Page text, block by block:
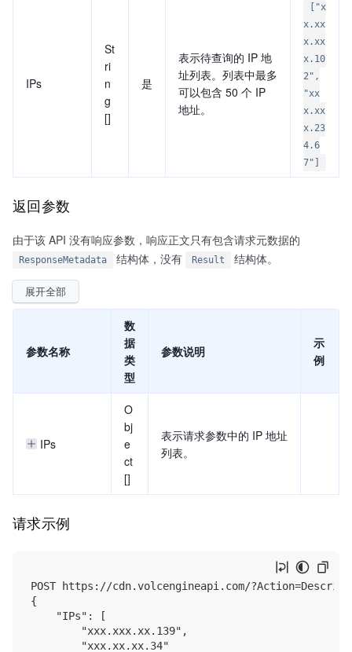
IPs
St
ri
n
g
[]
是
表示待查询的 IP 地
址列表。列表中最多
可以包含 50 个 IP
地址。
["x
x.xx
x.xx
x.10
2",
"xx
x.xx
x.23
4.6
7"]
返回参数
由于该 API 没有响应参数，响应正文只有包含请求元数据的
ResponseMetadata 结构体，没有 Result 结构体。
展开全部
参数名称
数
据
类
型
参数说明
示
例
IPs
O
bj
e
ct
[]
表示请求参数中的 IP 地址
列表。
请求示例
POST https://cdn.volcengineapi.com/
{
    "IPs": [
        "xxx.xxx.xx.139",
        "xxx.xx.xx.34"